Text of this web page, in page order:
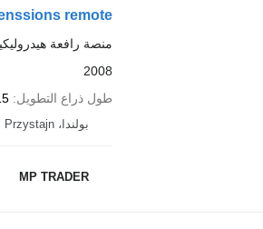
remote
منصة رافعة
2008
طول ذراع التطويل 15
بولندا، Przystajn
MP TRADER